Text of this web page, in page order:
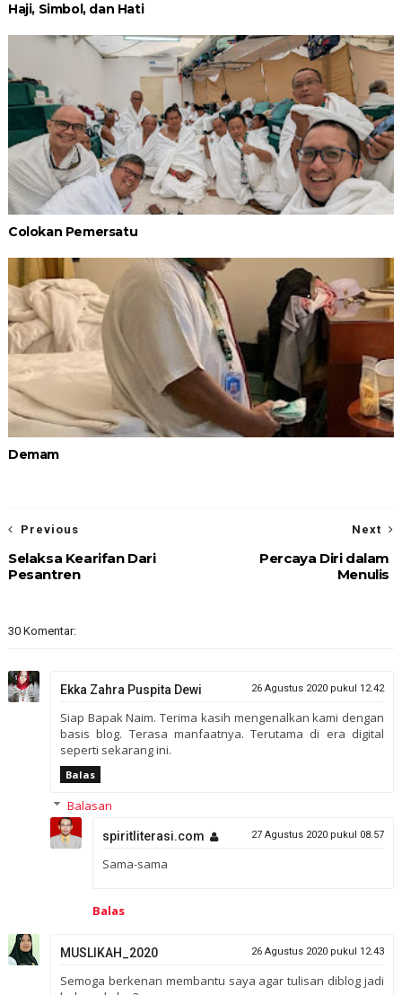
Haji, Simbol, dan Hati
Colokan Pemersatu
Demam
Next
Percaya Diri dalam
Menulis
Previous
Selaksa Kearifan Dari
Pesantren
30 Komentar:
Ekka Zahra Puspita Dewi 26 Agustus 2020 pukul 12.42
Siap Bapak Naim. Terima kasih mengenalkan kami dengan
basis blog. Terasa manfaatnya. Terutama di era digital
seperti sekarang ini.
Balas
Balasan
spiritliterasi.com 27 Agustus 2020 pukul 08.57
Sama-sama
Balas
MUSLIKAH_2020 26 Agustus 2020 pukul 12.43
Semoga berkenan membantu saya agar tulisan diblog jadi